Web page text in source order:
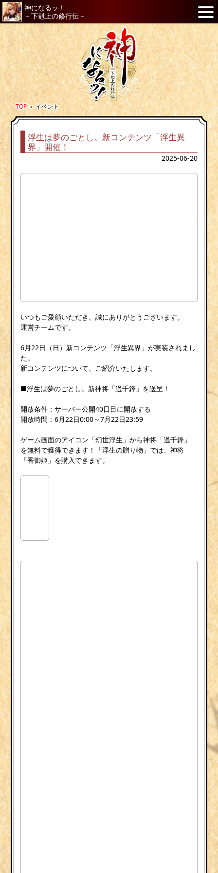
神になるッ！
－下剋上の修行伝－
TOP＞イベント
浮生は夢のごとし。新コンテンツ「浮生異
界」開催！
2025-06-20
いつもご愛顧いただき、誠にありがとうございます。
運営チームです。
6月22日（日）新コンテンツ「浮生異界」が実装されまし
た。
新コンテンツについて、ご紹介いたします。
■浮生は夢のごとし。新神将「過千鋒」を送呈！
開放条件：サーバー公開40日目に開放する
開放時間：6月22日0:00～7月22日23:59
ゲーム画面のアイコン「幻世浮生」から神将「過千鋒」
を無料で獲得できます！「浮生の贈り物」では、神将
「香御姬」を購入できます。